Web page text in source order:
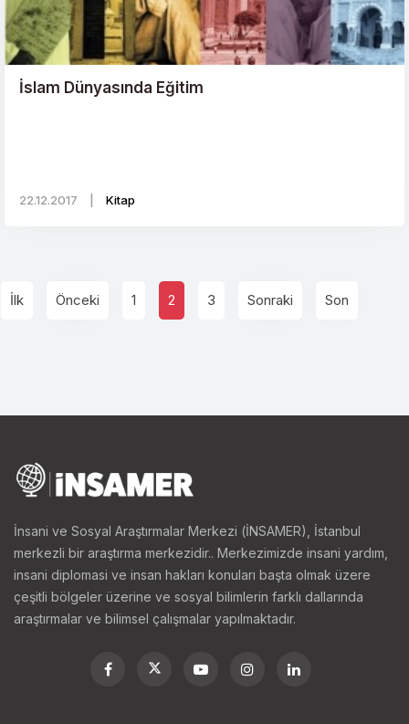
İslam Dünyasında Eğitim
22.12.2017 Kitap
İlk Önceki 1 2 3 Sonraki Son
İnsani ve Sosyal Araştırmalar Merkezi (İNSAMER), İstanbul
merkezli bir araştırma merkezidir.. Merkezimizde insani yardım,
insani diplomasi ve insan hakları konuları başta olmak üzere
çeşitli bölgeler üzerine ve sosyal bilimlerin farklı dallarında
araştırmalar ve bilimsel çalışmalar yapılmaktadır.